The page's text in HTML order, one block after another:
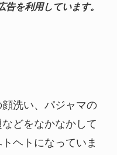
を利用しています。
洗い、パジャマの
どをなかなかして
ヘトになっていま